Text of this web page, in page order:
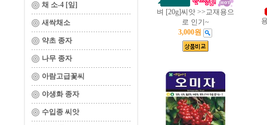
채 소-4 [잎]
새싹채소
약초 종자
나무 종자
아람고급꽃씨
야생화 종자
수입종 씨앗
벼 [20g]씨앗 >>교재용으
로 인기~
3,000원